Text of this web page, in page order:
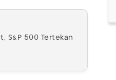
S&P 500 Tertekan